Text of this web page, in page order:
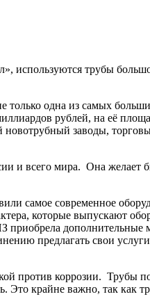
используются трубы
только одна из самых
рублей, на её
новотрубный заводы,
и всего мира. Она желает
самое современное
которые выпускают
приобрела дополнительные
предлагать свои
против коррозии. Трубы
Это крайне важно, так как